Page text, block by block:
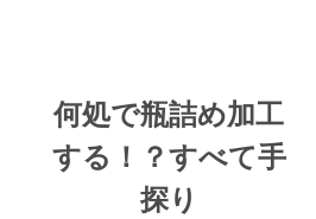
何処で瓶詰め加工
する！？すべて手
探り